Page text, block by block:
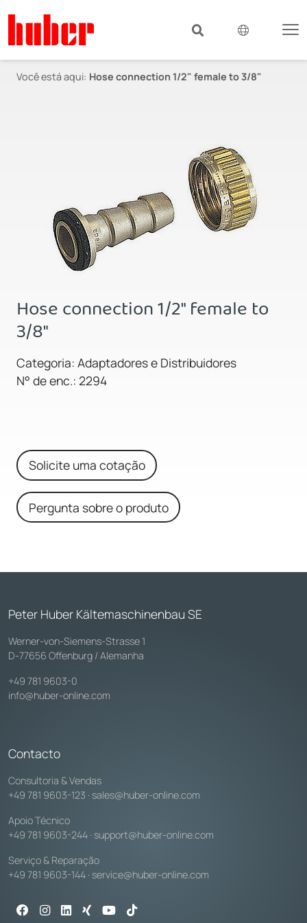
Você está aqui: Hose connection 1/2" female to 3/8"
Hose connection 1/2" female to
3/8"
Categoria: Adaptadores e Distribuidores
N° de enc.: 2294
Solicite uma cotação
Pergunta sobre o produto
Peter Huber Kältemaschinenbau SE
Werner-von-Siemens-Strasse 1
D-77656 Offenburg / Alemanha
+49 781 9603-0
info@huber-online.com
Contacto
Consultoria & Vendas
+49 781 9603-123 · sales@huber-online.com
Apoio Técnico
+49 781 9603-244 · support@huber-online.com
Serviço & Reparação
+49 781 9603-144 · service@huber-online.com